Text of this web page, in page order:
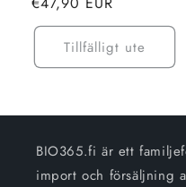
pris
Tillfälligt ute
BIO365.fi är ett
import och försäljning